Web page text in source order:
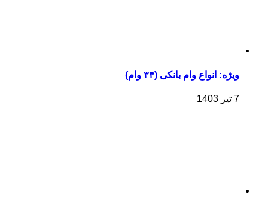
ویژه: انواع وام بانکی (۳۴ وام)
7 تیر 1403